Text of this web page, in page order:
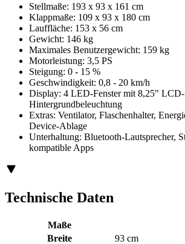
Stellmaße: 193 x 93 x 161 cm
Klappmaße: 109 x 93 x 180 cm
Lauffläche: 153 x 56 cm
Gewicht: 146 kg
Maximales Benutzergewicht: 159 kg
Motorleistung: 3,5 PS
Steigung: 0 - 15 %
Geschwindigkeit: 0,8 - 20 km/h
Display: 4 LED-Fenster mit 8,25" LCD-
Hintergrundbeleuchtung
Extras: Ventilator, Flaschenhalter,
Device-Ablage
Unterhaltung: Bluetooth-Lautsprecher,
kompatible Apps
Technische Daten
Maße
Breite
93 cm